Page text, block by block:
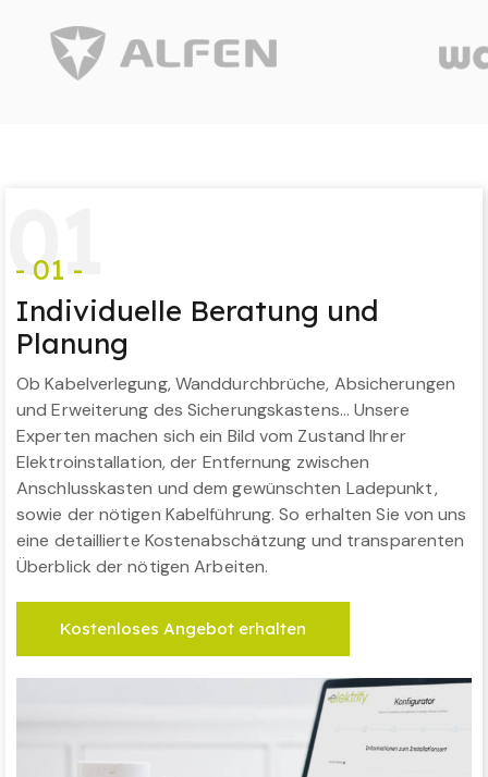
01
- 01 -
Individuelle Beratung und
Planung
Ob Kabelverlegung, Wanddurchbrüche, Absicherungen
und Erweiterung des Sicherungskastens… Unsere
Experten machen sich ein Bild vom Zustand Ihrer
Elektroinstallation, der Entfernung zwischen
Anschlusskasten und dem gewünschten Ladepunkt,
sowie der nötigen Kabelführung. So erhalten Sie von uns
eine detaillierte Kostenabschätzung und transparenten
Überblick der nötigen Arbeiten.
Kostenloses Angebot erhalten